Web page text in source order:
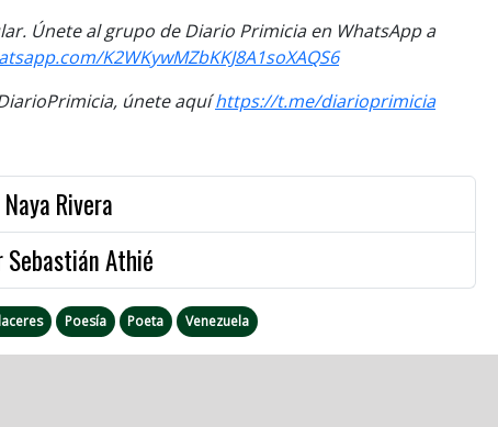
Únete al grupo de Diario Primicia en WhatsApp a
K2WKywMZbKKJ8A1soXAQS6
únete aquíhttps://t.me/diarioprimicia
Rivera
Athié
Poesía Poeta Venezuela